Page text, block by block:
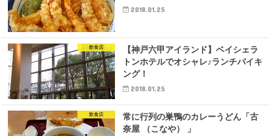
2018.01.25
飲食店
【神戸六甲アイランド】ベイシェラ
トンホテルでオシャレ♪ランチバイキ
ング！
2018.01.25
飲食店
常に行列の巣鴨のカレーうどん「古
奈屋 （こなや） 」